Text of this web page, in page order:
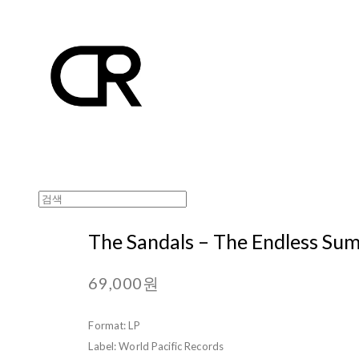
The Sandals ‎– The Endless
69,000원
Format: LP
Label: World Pacific Records